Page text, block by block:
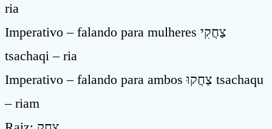
ria
Imperativo – falando para mulheres צַחֲקִי
tsachaqi – ria
Imperativo – falando para ambos צַחֲקוּ tsachaqu
– riam